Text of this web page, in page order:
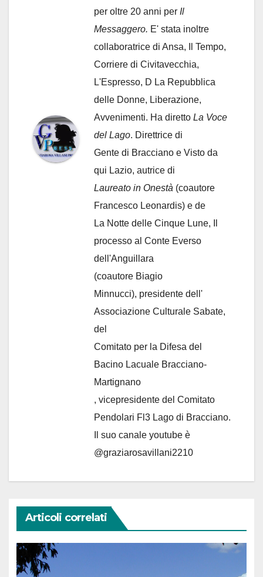
per oltre 20 anni per Il
Messaggero. E' stata inoltre
collaboratrice di Ansa, Il Tempo,
Corriere di Civitavecchia,
L'Espresso, D La Repubblica
delle Donne, Liberazione,
Avvenimenti. Ha diretto La Voce
del Lago. Direttrice di
Gente di Bracciano e Visto da
qui Lazio, autrice di
Laureato in Onestà (coautore
Francesco Leonardis) e de
La Notte delle Cinque Lune, Il
processo al Conte Everso
dell'Anguillara
(coautore Biagio
Minnucci), presidente dell'
Associazione Culturale Sabate,
del
Comitato per la Difesa del
Bacino Lacuale Bracciano-
Martignano
, vicepresidente del Comitato
Pendolari Fl3 Lago di Bracciano.
Il suo canale youtube è
@graziarosavillani2210
Articoli correlati